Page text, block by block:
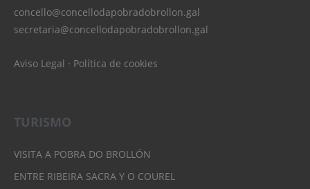
concello@concellodapobradobrollon.gal
secretaria@concellodapobradobrollon.gal
Aviso Legal · Política de cookies
TURISMO
VISITA A POBRA DO BROLLÓN
ENTRE RIBEIRA SACRA Y O COUREL